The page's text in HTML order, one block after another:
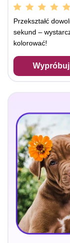
Przekształć
sekund –
kolorować!